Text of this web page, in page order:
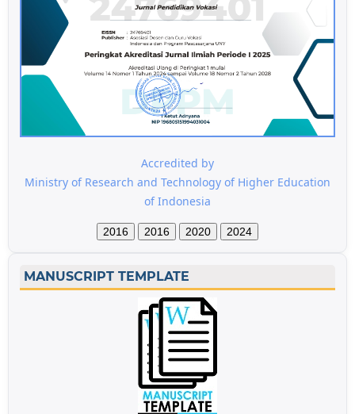
Accredited by
Ministry of Research and Technology of Higher Education
of Indonesia
2016 2016 2020 2024
MANUSCRIPT TEMPLATE